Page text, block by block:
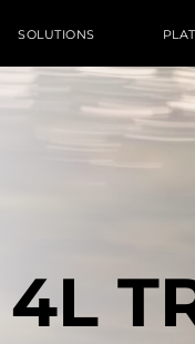
SOLUTIONS
4L